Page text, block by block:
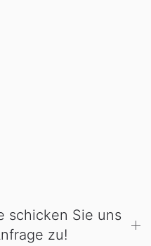
schicken Sie uns
zu!